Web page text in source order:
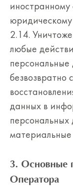
юридическому
2.14.
любые
безвозвратно
данных в
материальные
3. Основные
Оператора